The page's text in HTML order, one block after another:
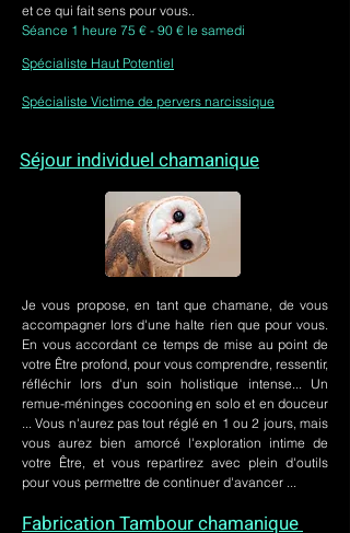
et ce qui fait sens pour vous..
Séance 1 heure 75 € - 90 € le samedi
Spécialiste Haut Potentiel
Spécialiste Victime de pervers narcissique
Séjour individuel chamanique
Je vous propose, en tant que chamane, de vous
accompagner lors d'une halte rien que pour vous.
En vous accordant ce temps de mise au point de
votre Être profond, pour vous comprendre, ressentir,
réfléchir lors d'un soin holistique intense... Un
remue-méninges cocooning en solo et en douceur
... Vous n'aurez pas tout réglé en 1 ou 2 jours, mais
vous aurez bien amorcé l'exploration intime de
votre Être, et vous repartirez avec plein d'outils
pour vous permettre de continuer d'avancer ...
Fabrication Tambour chamanique